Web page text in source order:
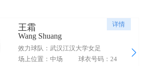
详情
王霜
Wang Shuang
效力球队：武汉江汉大学女足
场上位置：中场
球衣号码：24